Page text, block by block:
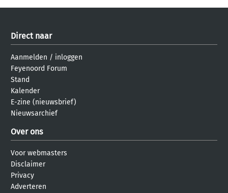
Direct naar
Aanmelden / inloggen
Feyenoord Forum
Stand
Kalender
E-zine (nieuwsbrief)
Nieuwsarchief
Over ons
Voor webmasters
Disclaimer
Privacy
Adverteren